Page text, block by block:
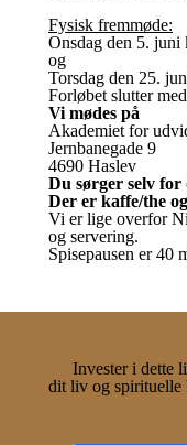
Fysisk fremmøde:
Onsdag den 5.
og
Torsdag den 25.
Forløbet slutter
Vi mødes på
Akademiet for
Jernbanegade 9
4690 Haslev
Du sørger selv for
Der er kaffe/the
Vi er lige overfor
og servering.
Spisepausen er 40
Invester i dette
dit liv og spirituelle